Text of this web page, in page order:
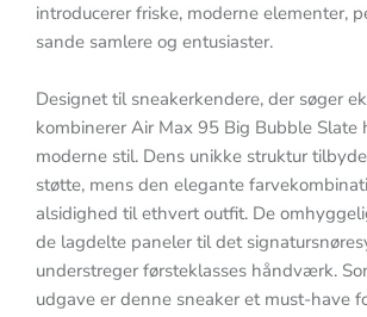
introducerer friske, moderne elementer,
sande samlere og entusiaster.
Designet til sneakerkendere, der søger
kombinerer Air Max 95 Big Bubble Slate
moderne stil. Dens unikke struktur
støtte, mens den elegante
alsidighed til ethvert outfit. De
de lagdelte paneler til det
understreger førsteklasses håndværk.
udgave er denne sneaker et must-have